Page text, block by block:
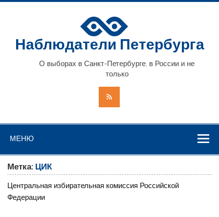
Наблюдатели Петербурга
О выборах в Санкт-Петербурге, в России и не
только
МЕНЮ
Метка: ЦИК
Центральная избирательная комиссия Российской
Федерации